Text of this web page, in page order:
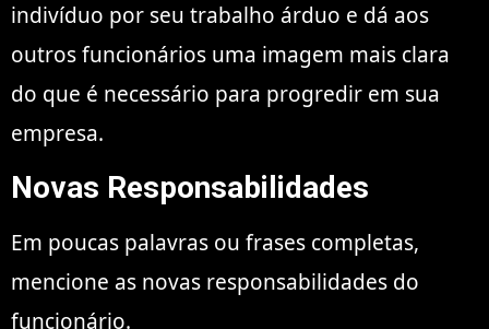
indivíduo por seu trabalho árduo e dá aos
outros funcionários uma imagem mais clara
do que é necessário para progredir em sua
empresa.
Novas Responsabilidades
Em poucas palavras ou frases completas,
mencione as novas responsabilidades do
funcionário.